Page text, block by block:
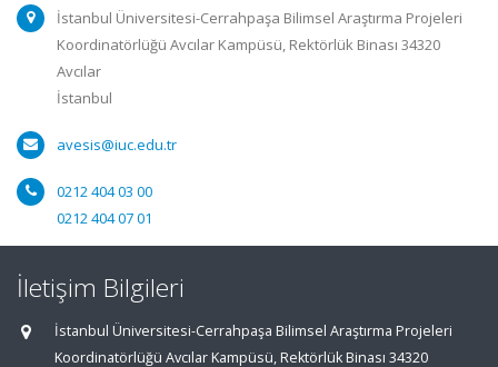
İstanbul Üniversitesi-Cerrahpaşa Bilimsel Araştırma Projeleri
Koordinatörlüğü Avcılar Kampüsü, Rektörlük Binası 34320
Avcılar
İstanbul
avesis@iuc.edu.tr
0212 404 03 00
0212 404 07 01
İletişim Bilgileri
İstanbul Üniversitesi-Cerrahpaşa Bilimsel Araştırma Projeleri
Koordinatörlüğü Avcılar Kampüsü, Rektörlük Binası 34320